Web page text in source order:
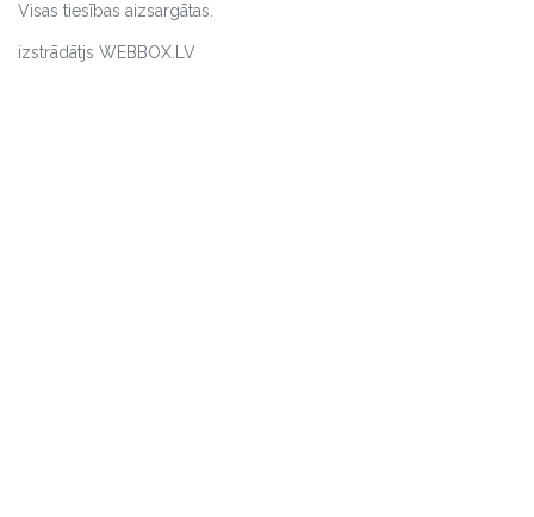
Visas tiesības aizsargātas.
izstrādātjs WEBBOX.LV